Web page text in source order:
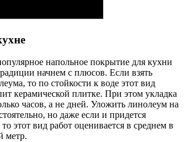
напольное покрытие для кухни
начнем с плюсов. Если взять
то по стойкости к воде этот вид
керамической плитке. При этом укладка
часов, а не дней. Уложить линолеум на
но даже если и придется
этот вид работ оценивается в среднем в
метр.